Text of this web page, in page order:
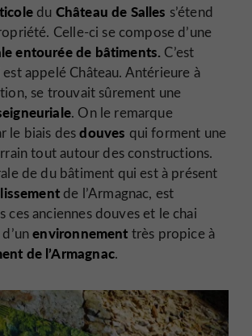
du Château de Salles s’étend
Celle-ci se compose d’une
entourée de bâtiments. C’est
est appelé Château. Antérieure à
se trouvait sûrement une
. On le remarque
le biais desdouves qui forment une
tout autour des constructions.
de du bâtiment qui est à présent
de l’Armagnac, est
ces anciennes douves et le chai
environnement très propice à
de l’Armagnac.